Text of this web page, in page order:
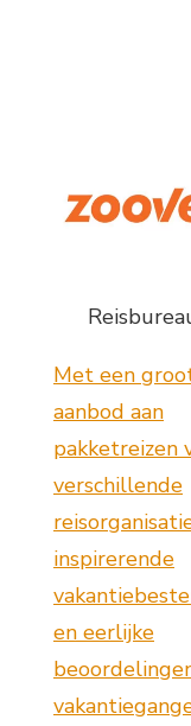
Met een
aanbod aan
pakketreizen
verschillende
inspirerende
en eerlijke